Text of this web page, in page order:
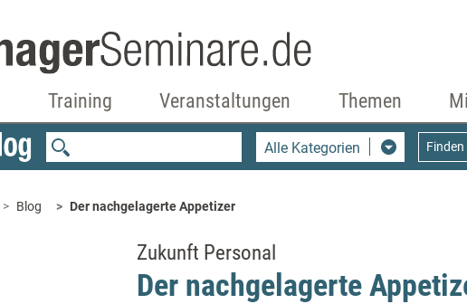
Training Veranstaltungen Themen
Alle Kategorien Finden
Blog Der nachgelagerte Appetizer
Zukunft Personal
Der nachgelagerte